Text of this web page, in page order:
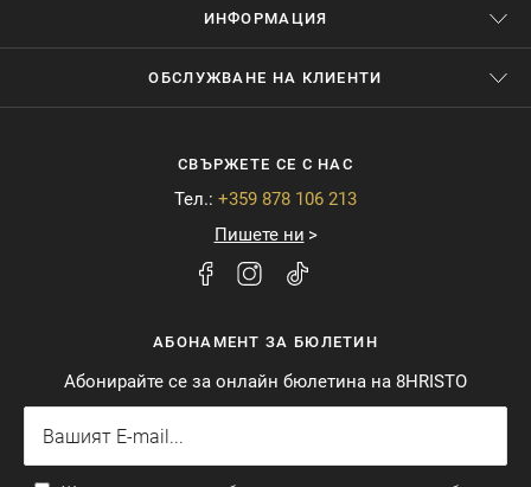
ИНФОРМАЦИЯ
ОБСЛУЖВАНЕ НА КЛИЕНТИ
СВЪРЖЕТЕ СЕ С НАС
Тел.: +359 878 106 213
Пишете ни
АБОНАМЕНТ ЗА БЮЛЕТИН
Абонирайте се за онлайн бюлетина на 8HRISTO